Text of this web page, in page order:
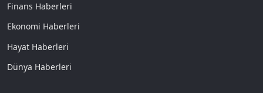
Finans Haberleri
Ekonomi Haberleri
Hayat Haberleri
Dünya Haberleri